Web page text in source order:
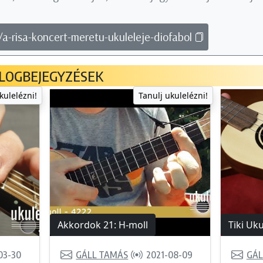
risa-koncert-meretu-ukuleleje-diofabol
30
Tanulj ukulelézni!
Akkordok 21: H-moll
GÁLL TAMÁS 2021-08-09
Tiki